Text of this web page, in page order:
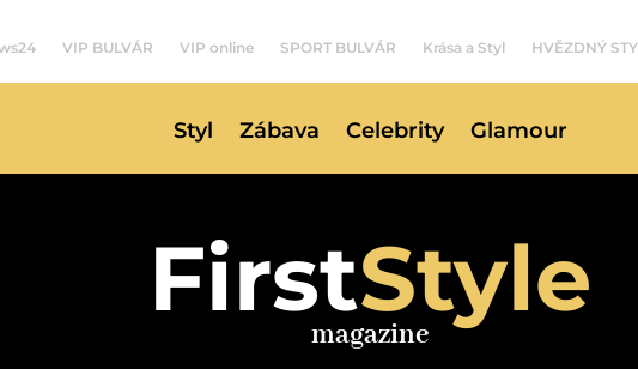
VIP BULVÁR VIP online SPORT BULVÁR Krása a Styl HVĚZDNÝ
Styl Zábava Celebrity Glamour
FirstStyle
magazine